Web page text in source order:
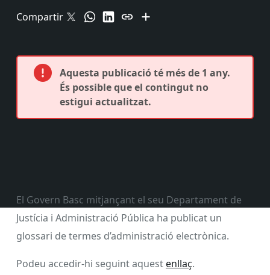
Compartir
Aquesta publicació té més de 1 any.
És possible que el contingut no
estigui actualitzat.
El Govern Basc mitjançant el seu Departament de
Justícia i Administració Pública ha publicat un
glossari de termes d’administració electrònica.
Podeu accedir-hi seguint aquestenllaç.